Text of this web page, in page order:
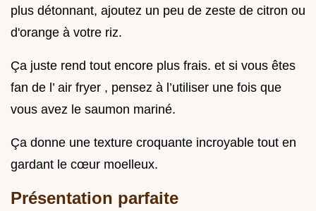
plus détonnant, ajoutez un peu de zeste de citron ou
d'orange à votre riz.
Ça juste rend tout encore plus frais. et si vous êtes
fan de l’ air fryer , pensez à l’utiliser une fois que
vous avez le saumon mariné.
Ça donne une texture croquante incroyable tout en
gardant le cœur moelleux.
Présentation parfaite